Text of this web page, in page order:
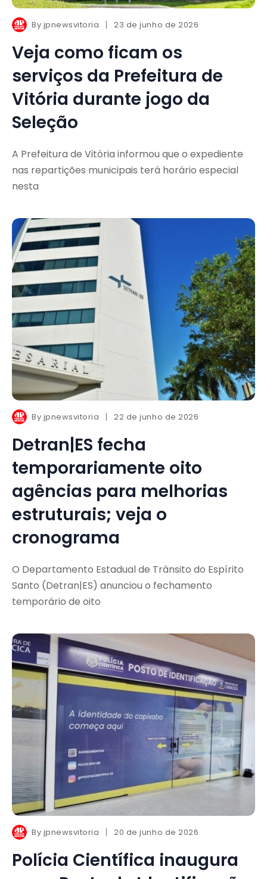
By jpnewsvitoria 23 de junho de 2026
Veja como ficam os
serviços da Prefeitura de
Vitória durante jogo da
Seleção
A Prefeitura de Vitória informou que o expediente
nas repartições municipais terá horário especial
nesta
By jpnewsvitoria 22 de junho de 2026
Detran|ES fecha
temporariamente oito
agências para melhorias
estruturais; veja o
cronograma
O Departamento Estadual de Trânsito do Espírito
Santo (Detran|ES) anunciou o fechamento
temporário de oito
By jpnewsvitoria 20 de junho de 2026
Polícia Científica inaugura